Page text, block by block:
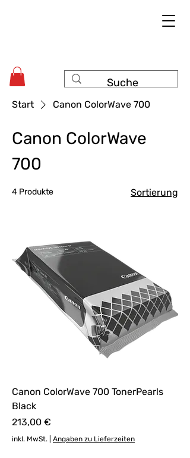
Start Canon ColorWave 700
Canon ColorWave
700
4 Produkte Sortierung
Canon ColorWave 700 TonerPearls
Black
Preis
213,00 €
inkl. MwSt. Angaben zu Lieferzeiten